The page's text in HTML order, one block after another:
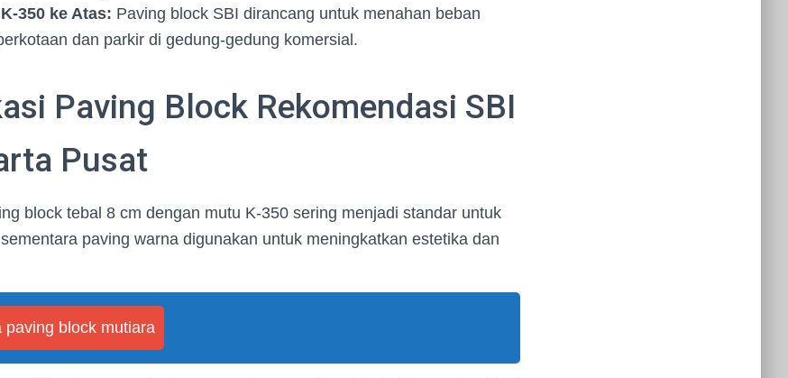
350 ke Atas: Paving block SBI dirancang untuk menahan beban
dan parkir di gedung-gedung komersial.
Paving Block Rekomendasi SBI
Pusat
block tebal 8 cm dengan mutu K-350 sering menjadi standar untuk
paving warna digunakan untuk meningkatkan estetika dan
paving block mutiara